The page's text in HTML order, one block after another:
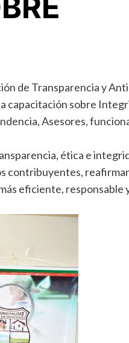
de Transparencia y
capacitación sobre
Asesores,
ética e
contribuyentes,
eficiente, responsable